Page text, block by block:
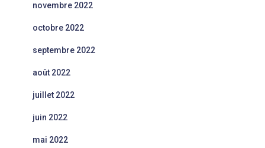
novembre 2022
octobre 2022
septembre 2022
août 2022
juillet 2022
juin 2022
mai 2022